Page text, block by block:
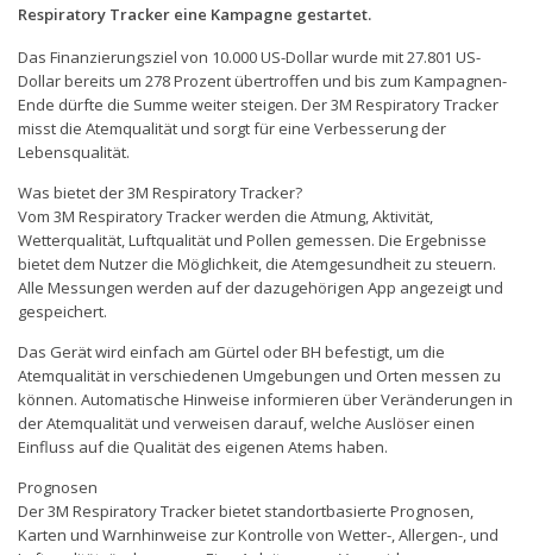
Mobilfunk-Tarifrechner
Flatrate-Datentarife
Respiratory Tracker eine Kampagne gestartet.
Das Finanzierungsziel von 10.000 US-Dollar wurde mit 27.801 US-
Dollar bereits um 278 Prozent übertroffen und bis zum Kampagnen-
Ende dürfte die Summe weiter steigen. Der 3M Respiratory Tracker
misst die Atemqualität und sorgt für eine Verbesserung der
Lebensqualität.
Was bietet der 3M Respiratory Tracker?
Vom 3M Respiratory Tracker werden die Atmung, Aktivität,
Wetterqualität, Luftqualität und Pollen gemessen. Die Ergebnisse
bietet dem Nutzer die Möglichkeit, die Atemgesundheit zu steuern.
Alle Messungen werden auf der dazugehörigen App angezeigt und
gespeichert.
Das Gerät wird einfach am Gürtel oder BH befestigt, um die
Atemqualität in verschiedenen Umgebungen und Orten messen zu
können. Automatische Hinweise informieren über Veränderungen in
der Atemqualität und verweisen darauf, welche Auslöser einen
Einfluss auf die Qualität des eigenen Atems haben.
Prognosen
Der 3M Respiratory Tracker bietet standortbasierte Prognosen,
Karten und Warnhinweise zur Kontrolle von Wetter-, Allergen-, und